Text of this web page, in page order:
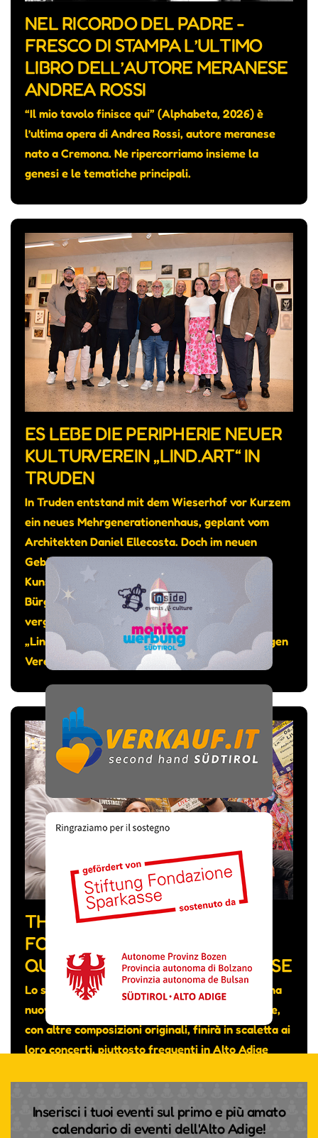
NEL RICORDO DEL PADRE -
FRESCO DI STAMPA L’ULTIMO
LIBRO DELL’AUTORE MERANESE
ANDREA ROSSI
“Il mio tavolo finisce qui” (Alphabeta, 2026) è
l’ultima opera di Andrea Rossi, autore meranese
nato a Cremona. Ne ripercorriamo insieme la
genesi e le tematiche principali.
ES LEBE DIE PERIPHERIE NEUER
KULTURVEREIN „LIND.ART“ IN
TRUDEN
In Truden entstand mit dem Wieserhof vor Kurzem
ein neues Mehrgenerationenhaus, geplant vom
Architekten Daniel Ellecosta. Doch im neuen
Gebäude sollte auch genügend Platz sein für
Kunst und Kultur, so das Anliegen von
Bürgermeister Michael Epp. Gesagt getan: Am
vergangenen 12. Juni wurde der Kunstraum
„Lind.Art“ eingeweiht, bespielt vom gleichnamigen
Verein.
THE FEVER WEEK, LA BAND
FORMATA DA MUSICISTI DI
QUATTRO NAZIONALITÀ DIVERSE
Lo scorso mese hanno pubblicato su YouTube una
nuova canzone intitolata “Really don’t care” che,
con altre composizioni originali, finirà in scaletta ai
loro concerti, piuttosto frequenti in Alto Adige
Inserisci i tuoi eventi sul primo e più amato
calendario di eventi dell'Alto Adige!